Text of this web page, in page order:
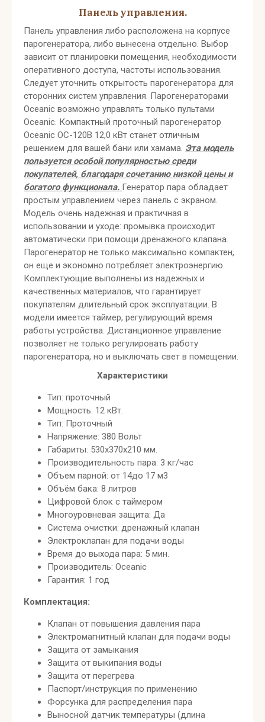
Панель управления.
Панель управления либо расположена на корпусе
парогенератора, либо вынесена отдельно. Выбор
зависит от планировки помещения, необходимости
оперативного доступа, частоты использования.
Следует уточнить открытость парогенератора для
сторонних систем управления. Парогенераторами
Oceanic возможно управлять только пультами
Oceanic. Компактный проточный парогенератор
Oceanic OC-120B 12,0 кВт станет отличным
решением для вашей бани или хамама. Эта модель
пользуется особой популярностью среди
покупателей, благодаря сочетанию низкой цены и
богатого функционала. Генератор пара обладает
простым управлением через панель с экраном.
Модель очень надежная и практичная в
использовании и уходе: промывка происходит
автоматически при помощи дренажного клапана.
Парогенератор не только максимально компактен,
он еще и экономно потребляет электроэнергию.
Комплектующие выполнены из надежных и
качественных материалов, что гарантирует
покупателям длительный срок эксплуатации. В
модели имеется таймер, регулирующий время
работы устройства. Дистанционное управление
позволяет не только регулировать работу
парогенератора, но и выключать свет в помещении.
Характеристики
Тип: проточный
Мощность: 12 кВт.
Тип: Проточный
Напряжение: 380 Вольт
Габариты: 530x370x210 мм.
Производительность пара: 3 кг/час
Объем парной: от 14до 17 м3
Объём бака: 8 литров
Цифровой блок с таймером
Многоуровневая защита: Да
Система очистки: дренажный клапан
Электроклапан для подачи воды
Время до выхода пара: 5 мин.
Производитель: Oceanic
Гарантия: 1 год
Комплектация:
Клапан от повышения давления пара
Электромагнитный клапан для подачи воды
Защита от замыкания
Защита от выкипания воды
Защита от перегрева
Паспорт/инструкция по применению
Форсунка для распределения пара
Выносной датчик температуры (длина